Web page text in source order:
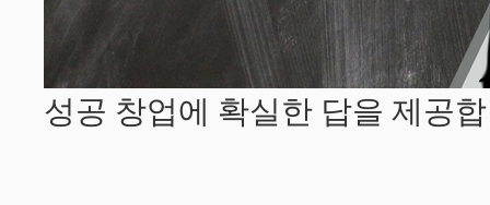
성공 창업에 확실한 답을 제공